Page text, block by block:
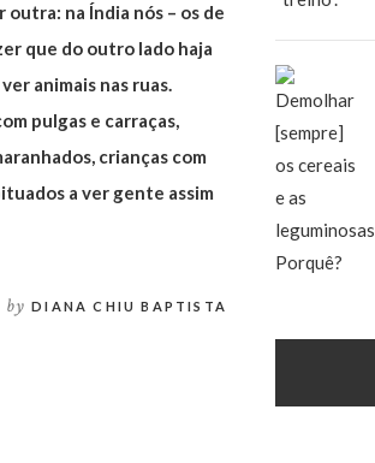
na Índia nós – os de
que do outro lado haja
animais nas ruas.
pulgas e carraças,
crianças com
a ver gente assim
by DIANA CHIU BAPTISTA